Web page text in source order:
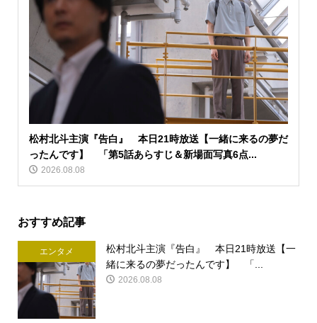
松村北斗主演『告白』 本日21時放送【一緒に来るの夢だ
ったんです】 「第5話あらすじ＆新場面写真6点...
2026.08.08
おすすめ記事
エンタメ
松村北斗主演『告白』 本日21時放送【一
緒に来るの夢だったんです】 「...
2026.08.08